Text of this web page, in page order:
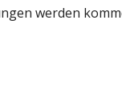
werden